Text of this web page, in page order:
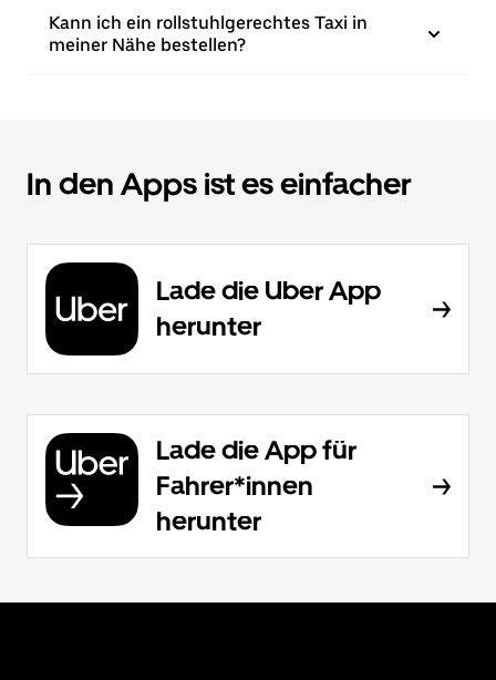
Kann ich ein rollstuhlgerechtes Taxi in
meiner Nähe bestellen?
In den Apps ist es einfacher
Lade die Uber App
herunter
Lade die App für
Fahrer*innen
herunter